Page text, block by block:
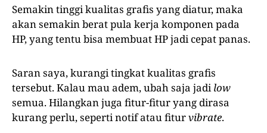
Semakin tinggi kualitas grafis yang diatur, maka
akan semakin berat pula kerja komponen pada
HP, yang tentu bisa membuat HP jadi cepat panas.
Saran saya, kurangi tingkat kualitas grafis
tersebut. Kalau mau adem, ubah saja jadilow
semua. Hilangkan juga fitur-fitur yang dirasa
kurang perlu, seperti notif atau fiturvibrate.